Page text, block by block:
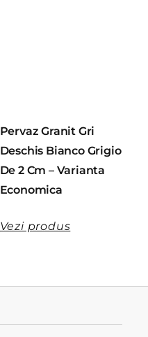
Pervaz Granit Gri
Deschis Bianco Grigio
De 2 Cm – Varianta
Economica
Vezi produs